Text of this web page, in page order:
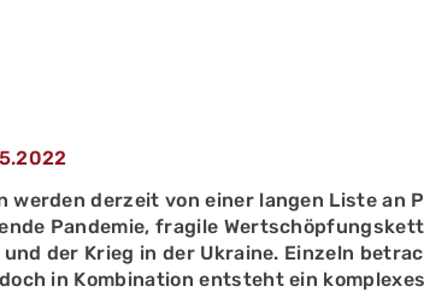
derzeit von einer langen Liste an
Pandemie, fragile
der Krieg in der Ukraine. Einzeln
in Kombination entsteht ein